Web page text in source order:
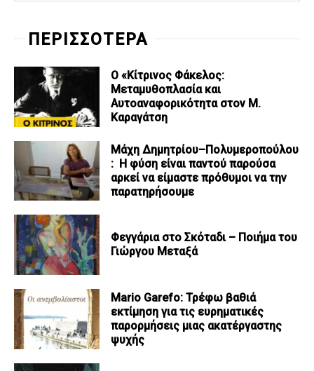
ΠΕΡΙΣΣΟΤΕΡΑ
Ο «Κίτρινος Φάκελος:
Μεταμυθοπλασία και
Αυτοαναφορικότητα στον Μ.
Καραγάτση
Μάχη Δημητρίου–Πολυμεροπούλου
: Η φύση είναι παντού παρούσα
αρκεί να είμαστε πρόθυμοι να την
παρατηρήσουμε
Φεγγάρια στο Σκόταδι – Ποιήμα του
Γιώργου Μεταξά
Mario Garefo: Τρέφω βαθιά
εκτίμηση για τις ευρηματικές
παρορμήσεις μιας ακατέργαστης
ψυχής